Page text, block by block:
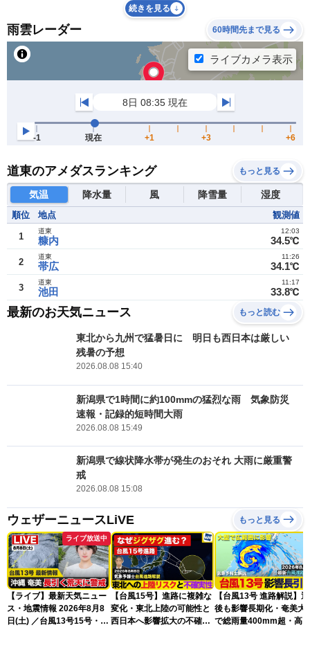
続きを見る
雨雲レーダー 60時間先まで見る
道東のアメダスランキング もっと見る
気温 降水量 風 降雪量 湿度
順位 地点 観測値
1 糠内
道東
34.5℃
12:03
2 帯広
道東
34.1℃
11:26
3 池田
道東
33.8℃
11:17
最新のお天気ニュース もっと読む
東北から九州で猛暑日に 明日も西日本は厳しい
残暑の予想
2026.08.08 15:40
新潟県で1時間に約100mmの猛烈な雨 気象防災
速報・記録的短時間大雨
2026.08.08 15:49
新潟県で線状降水帯が発生のおそれ 大雨に厳重警
戒
2026.08.08 15:08
ウェザーニュースLiVE もっと見る
ライブ放送中
【ライブ】最新天気ニュー
ス・地震情報 2026年8月8
日(土) ／台風13号15号・ゲ
【台風15号】進路に複雑な
変化・東北上陸の可能性と
西日本へ影響拡大の不確実
【台風13号 進路解説】
後も影響長期化・奄美大
で総雨量400mm超・高波